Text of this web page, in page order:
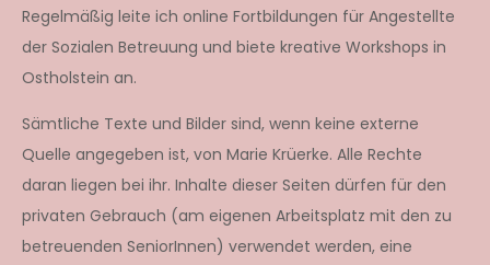
Regelmäßig leite ich online Fortbildungen für Angestellte
der Sozialen Betreuung und biete kreative Workshops in
Ostholstein an.
Sämtliche Texte und Bilder sind, wenn keine externe
Quelle angegeben ist, von Marie Krüerke. Alle Rechte
daran liegen bei ihr. Inhalte dieser Seiten dürfen für den
privaten Gebrauch (am eigenen Arbeitsplatz mit den zu
betreuenden SeniorInnen) verwendet werden, eine